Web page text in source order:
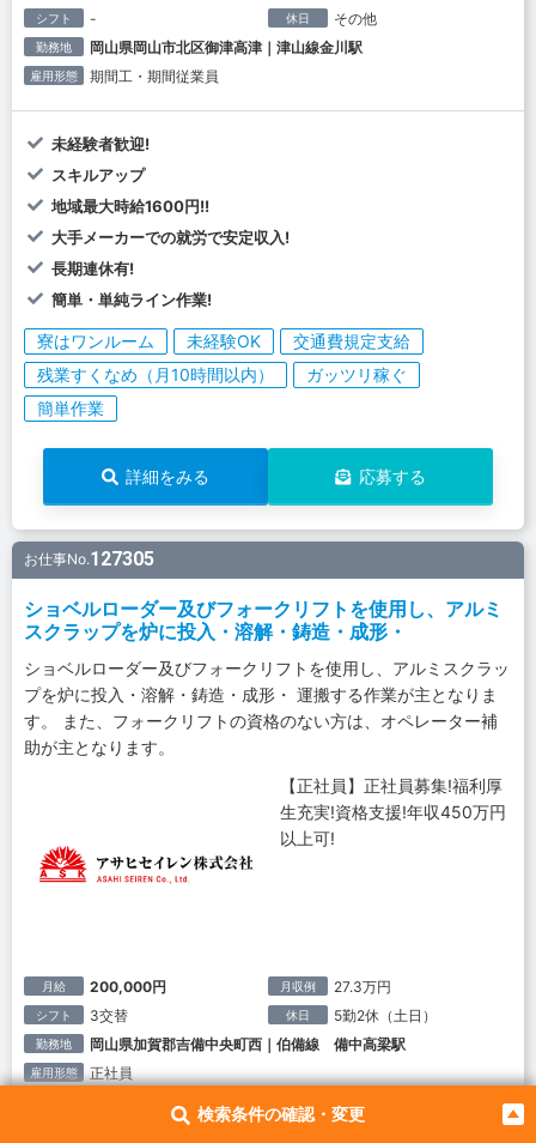
検索条件の確認・変更
シフト - 休日 その他
勤務地 岡山県岡山市北区御津高津｜津山線金川駅
雇用形態 期間工・期間従業員
未経験者歓迎!
スキルアップ
地域最大時給1600円!!
大手メーカーでの就労で安定収入!
長期連休有!
簡単・単純ライン作業!
寮はワンルーム 未経験OK
交通費規定支給
残業すくなめ（月10時間以内）
ガッツリ稼ぐ
簡単作業
詳細をみる 応募する
お仕事No.127305
ショベルローダー及びフォークリフトを使用し、アルミ
スクラップを炉に投入・溶解・鋳造・成形・
ショベルローダー及びフォークリフトを使用し、アルミスクラッ
プを炉に投入・溶解・鋳造・成形・ 運搬する作業が主となりま
す。 また、フォークリフトの資格のない方は、オペレーター補
助が主となります。
【正社員】正社員募集!福利厚
生充実!資格支援!年収450万円
以上可!
月給 200,000円 月収例 27.3万円
シフト 3交替 休日 5勤2休（土日）
勤務地 岡山県加賀郡吉備中央町西｜伯備線 備中高梁駅
雇用形態 正社員